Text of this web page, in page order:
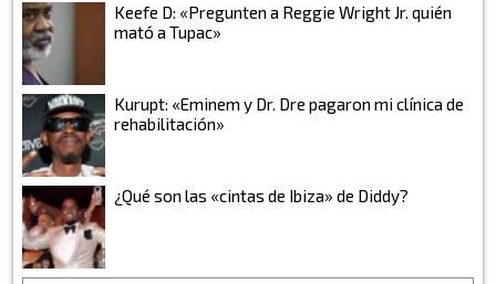
Keefe D: «Pregunten a Reggie Wright Jr. quién
mató a Tupac»
Kurupt: «Eminem y Dr. Dre pagaron mi clínica de
rehabilitación»
¿Qué son las «cintas de Ibiza» de Diddy?